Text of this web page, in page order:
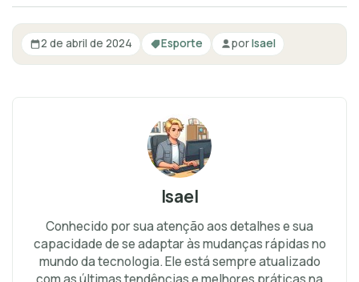
2 de abril de 2024 Esporte porIsael
Isael
Conhecido por sua atenção aos detalhes e sua
capacidade de se adaptar às mudanças rápidas no
mundo da tecnologia. Ele está sempre atualizado